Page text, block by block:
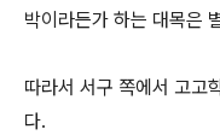
박이라든가 하는 대목은
따라서 서구 쪽에서 고고
다.